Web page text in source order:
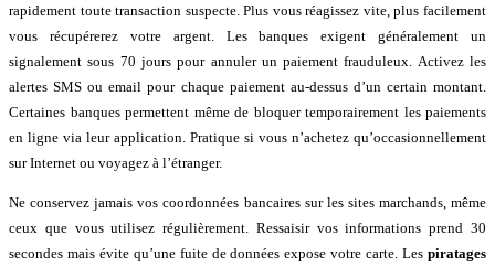
rapidement toute transaction suspecte. Plus vous réagissez vite, plus facilement
vous récupérerez votre argent. Les banques exigent généralement un
signalement sous 70 jours pour annuler un paiement frauduleux. Activez les
alertes SMS ou email pour chaque paiement au-dessus d’un certain montant.
Certaines banques permettent même de bloquer temporairement les paiements
en ligne via leur application. Pratique si vous n’achetez qu’occasionnellement
sur Internet ou voyagez à l’étranger.
Ne conservez jamais vos coordonnées bancaires sur les sites marchands, même
ceux que vous utilisez régulièrement. Ressaisir vos informations prend 30
secondes mais évite qu’une fuite de données expose votre carte. Les piratages